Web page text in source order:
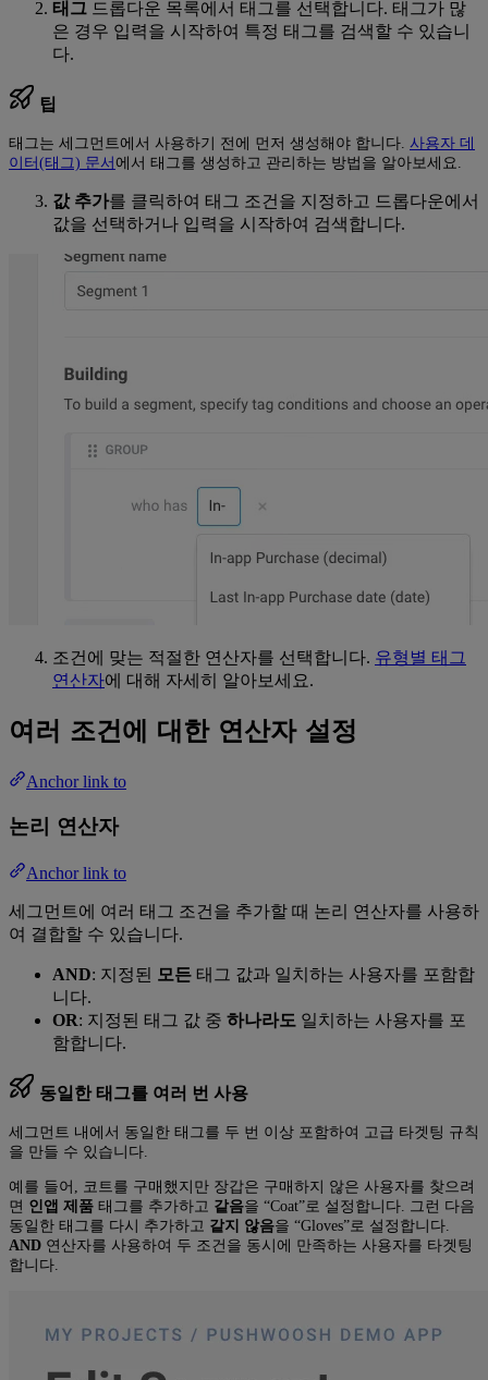
태그 드롭다운 목록에서 태그를 선택합니다. 태그가 많
은 경우 입력을 시작하여 특정 태그를 검색할 수 있습니
다.
팁
태그는 세그먼트에서 사용하기 전에 먼저 생성해야 합니다. 사용자 데
이터(태그) 문서 에서 태그를 생성하고 관리하는 방법을 알아보세요.
값 추가를 클릭하여 태그 조건을 지정하고 드롭다운에서
값을 선택하거나 입력을 시작하여 검색합니다.
조건에 맞는 적절한 연산자를 선택합니다. 유형별 태그
연산자에 대해 자세히 알아보세요.
여러 조건에 대한 연산자 설정
Anchor link to
논리 연산자
Anchor link to
세그먼트에 여러 태그 조건을 추가할 때 논리 연산자를 사용하
여 결합할 수 있습니다.
AND: 지정된 모든 태그 값과 일치하는 사용자를 포함합
니다.
OR: 지정된 태그 값 중 하나라도 일치하는 사용자를 포
함합니다.
동일한 태그를 여러 번 사용
세그먼트 내에서 동일한 태그를 두 번 이상 포함하여 고급 타겟팅 규칙
을 만들 수 있습니다.
예를 들어, 코트를 구매했지만 장갑은 구매하지 않은 사용자를 찾으려
면 인앱 제품 태그를 추가하고 같음을 “Coat”로 설정합니다. 그런 다음
동일한 태그를 다시 추가하고 같지 않음을 “Gloves”로 설정합니다.
AND 연산자를 사용하여 두 조건을 동시에 만족하는 사용자를 타겟팅
합니다.